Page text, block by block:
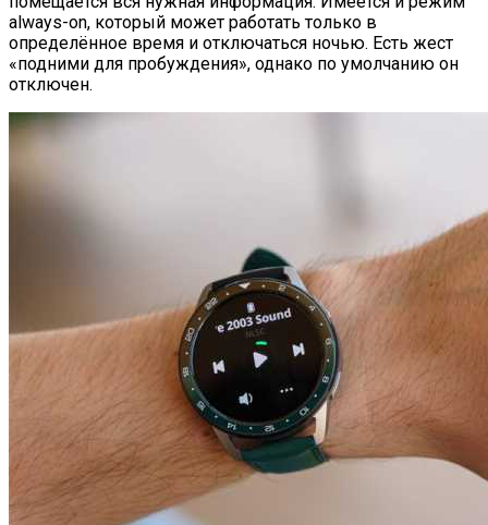
always-on, который может работать только в
определённое время и отключаться ночью. Есть жест
«подними для пробуждения», однако по умолчанию он
отключен.